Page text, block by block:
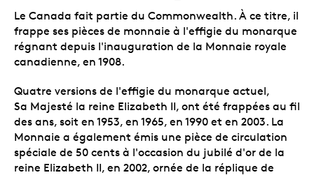
Le Canada fait partie du Commonwealth. À ce titre, il
frappe ses pièces de monnaie à l'effigie du monarque
régnant depuis l'inauguration de la Monnaie royale
canadienne, en 1908.
Quatre versions de l'effigie du monarque actuel,
Sa Majesté la reine Elizabeth II, ont été frappées au fil
des ans, soit en 1953, en 1965, en 1990 et en 2003. La
Monnaie a également émis une pièce de circulation
spéciale de 50 cents à l'occasion du jubilé d'or de la
reine Elizabeth II, en 2002, ornée de la réplique de